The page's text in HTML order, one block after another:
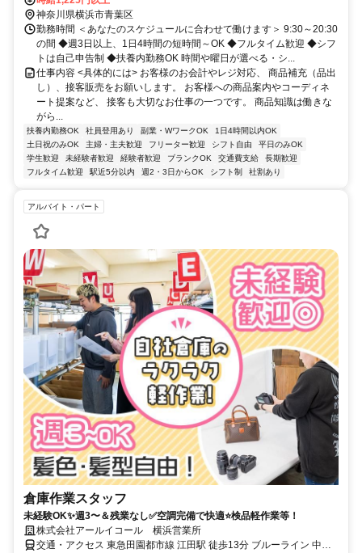
徒歩約16分
神奈川県横浜市青葉区
勤務時間 ＜あなたのスケジュールに合わせて働けます＞ 9:30～20:30
の間 ◆週3日以上、1日4時間の短時間～OK ◆フルタイム歓迎 ◆シフ
トは自己申告制 ◆扶養内勤務OK 時間や曜日が選べる・シ...
仕事内容 <具体的には> お客様のお会計やレジ対応、 商品補充（品出
し）、接客販売をお願いします。 お客様への商品案内やコーディネ
ート提案など、 接客も大切なお仕事の一つです。 商品知識は働きな
がら...
扶養内勤務OK 社員登用あり 副業・WワークOK
1日4時間以内OK
土日祝のみOK
主婦・主夫歓迎 フリーター歓迎 シフト自由
平日のみOK
学生歓迎
未経験者歓迎 経験者歓迎 ブランクOK 交通費支給
長期歓迎
フルタイム歓迎
駅近5分以内 週2・3日からOK シフト制 社割あり
アルバイト・パート
倉庫作業スタッフ
未経験OK✨週3〜＆残業なし✅空調完備で快適⭐検品軽作業等！
株式会社アールイコール 横浜営業所
交通・アクセス 東急田園都市線 江田駅 徒歩13分 ブルーライン 中川